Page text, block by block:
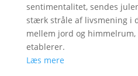
sentimentalitet, sendes
stærk stråle af livsmening i
mellem jord og
etablerer.
Læs mere